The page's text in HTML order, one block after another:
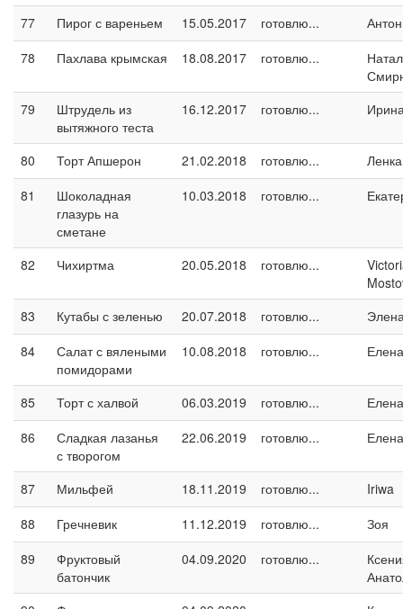
77 Пирог с вареньем 15.05.2017 готовлю...
78
Пахлава крымская 18.08.2017 готовлю...
79
Штрудель из
вытяжного теста
16.12.2017 готовлю...
80 Торт Апшерон 21.02.2018 готовлю...
81
Шоколадная
глазурь на
сметане
10.03.2018 готовлю...
82 Чихиртма 20.05.2018 готовлю...
83
Кутабы с зеленью 20.07.2018 готовлю...
84
Салат с вялеными
помидорами
10.08.2018 готовлю...
85 Торт с халвой 06.03.2019 готовлю...
Елена
86
Сладкая лазанья
с творогом
22.06.2019 готовлю...
87 Мильфей 18.11.2019 готовлю...
Iriwa
88
Гречневик 11.12.2019 готовлю...
Зоя
89
Фруктовый
батончик
04.09.2020 готовлю...